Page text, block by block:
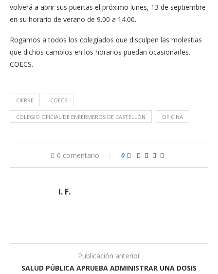
volverá a abrir sus puertas el próximo lunes, 13 de septiembre
en su horario de verano de 9.00 a 14.00.
Rogamos a todos los colegiados que disculpen las molestias
que dichos cambios en los horarios puedan ocasionarles.
COECS.
CIERRE COECS
COLEGIO OFICIAL DE ENFERMEROS DE CASTELLÓN OFICINA
0 comentario 0
I. F.
Publicación anterior
SALUD PÚBLICA APRUEBA ADMINISTRAR UNA DOSIS